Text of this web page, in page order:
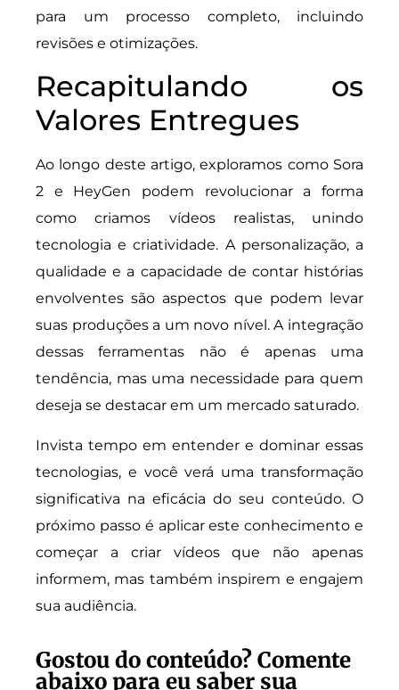
para um processo completo, incluindo
revisões e otimizações.
Recapitulando os
Valores Entregues
Ao longo deste artigo, exploramos como Sora
2 e HeyGen podem revolucionar a forma
como criamos vídeos realistas, unindo
tecnologia e criatividade. A personalização, a
qualidade e a capacidade de contar histórias
envolventes são aspectos que podem levar
suas produções a um novo nível. A integração
dessas ferramentas não é apenas uma
tendência, mas uma necessidade para quem
deseja se destacar em um mercado saturado.
Invista tempo em entender e dominar essas
tecnologias, e você verá uma transformação
significativa na eficácia do seu conteúdo. O
próximo passo é aplicar este conhecimento e
começar a criar vídeos que não apenas
informem, mas também inspirem e engajem
sua audiência.
Gostou do conteúdo? Comente
abaixo para eu saber sua